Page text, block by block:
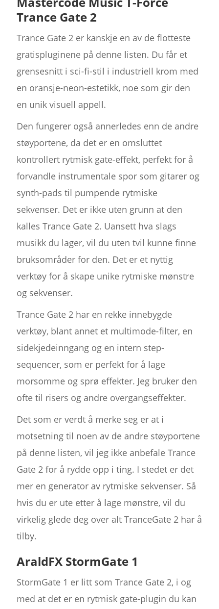
Trance Gate 2
Trance Gate 2 er kanskje en av de flotteste
gratispluginene på denne listen. Du får et
grensesnitt i sci-fi-stil i industriell krom med
en oransje-neon-estetikk, noe som gir den
en unik visuell appell.
Den fungerer også annerledes enn de andre
støyportene, da det er en omsluttet
kontrollert rytmisk gate-effekt, perfekt for å
forvandle instrumentale spor som gitarer og
synth-pads til pumpende rytmiske
sekvenser. Det er ikke uten grunn at den
kalles Trance Gate 2. Uansett hva slags
musikk du lager, vil du uten tvil kunne finne
bruksområder for den. Det er et nyttig
verktøy for å skape unike rytmiske mønstre
og sekvenser.
Trance Gate 2 har en rekke innebygde
verktøy, blant annet et multimode-filter, en
sidekjedeinngang og en intern step-
sequencer, som er perfekt for å lage
morsomme og sprø effekter. Jeg bruker den
ofte til risers og andre overgangseffekter.
Det som er verdt å merke seg er at i
motsetning til noen av de andre støyportene
på denne listen, vil jeg ikke anbefale Trance
Gate 2 for å rydde opp i ting. I stedet er det
mer en generator av rytmiske sekvenser. Så
hvis du er ute etter å lage mønstre, vil du
virkelig glede deg over alt TranceGate 2 har å
tilby.
AraldFX StormGate 1
StormGate 1 er litt som Trance Gate 2, i og
med at det er en rytmisk gate-plugin du kan